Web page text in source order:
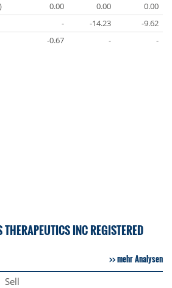
0.00 0.00
0.00
- -14.23
-9.62
-0.67 - -
INC REGISTERED
mehr Analysen
Sell